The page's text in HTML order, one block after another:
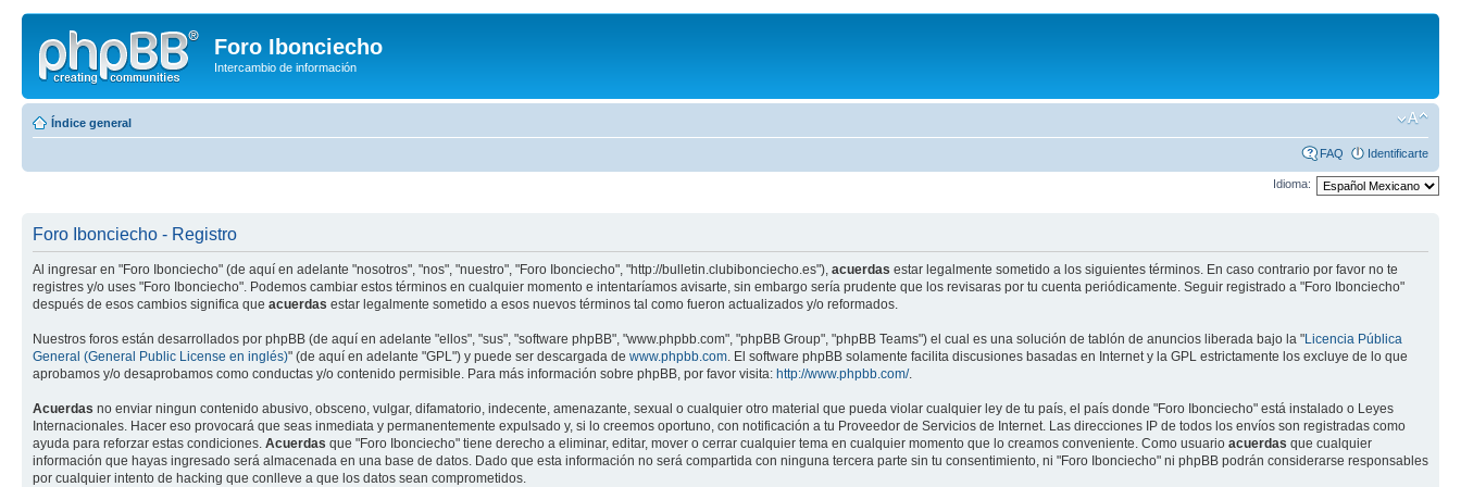
Foro Ibonciecho
Intercambio de información
Índice general
FAQ Identificarte
Idioma:
Foro Ibonciecho - Registro
Al ingresar en "Foro Ibonciecho" (de aquí en adelante "nosotros", "nos", "nuestro", "Foro Ibonciecho", "http://bulletin.clubibonciecho.es"), acuerdas estar legalmente sometido a los siguientes términos. En caso contrario por favor no te
registres y/o uses "Foro Ibonciecho". Podemos cambiar estos términos en cualquier momento e intentaríamos avisarte, sin embargo sería prudente que los revisaras por tu cuenta periódicamente. Seguir registrado a "Foro Ibonciecho"
después de esos cambios significa que acuerdas estar legalmente sometido a esos nuevos términos tal como fueron actualizados y/o reformados.
Nuestros foros están desarrollados por phpBB (de aquí en adelante "ellos", "sus", "software phpBB", "www.phpbb.com", "phpBB Group", "phpBB Teams") el cual es una solución de tablón de anuncios liberada bajo la "Licencia Pública
General (General Public License en inglés)" (de aquí en adelante "GPL") y puede ser descargada de www.phpbb.com. El software phpBB solamente facilita discusiones basadas en Internet y la GPL estrictamente los excluye de lo que
aprobamos y/o desaprobamos como conductas y/o contenido permisible. Para más información sobre phpBB, por favor visita: http://www.phpbb.com/.
Acuerdas no enviar ningun contenido abusivo, obsceno, vulgar, difamatorio, indecente, amenazante, sexual o cualquier otro material que pueda violar cualquier ley de tu país, el país donde "Foro Ibonciecho" está instalado o Leyes
Internacionales. Hacer eso provocará que seas inmediata y permanentemente expulsado y, si lo creemos oportuno, con notificación a tu Proveedor de Servicios de Internet. Las direcciones IP de todos los envíos son registradas como
ayuda para reforzar estas condiciones. Acuerdas que "Foro Ibonciecho" tiene derecho a eliminar, editar, mover o cerrar cualquier tema en cualquier momento que lo creamos conveniente. Como usuario acuerdas que cualquier
información que hayas ingresado será almacenada en una base de datos. Dado que esta información no será compartida con ninguna tercera parte sin tu consentimiento, ni "Foro Ibonciecho" ni phpBB podrán considerarse responsables
por cualquier intento de hacking que conlleve a que los datos sean comprometidos.